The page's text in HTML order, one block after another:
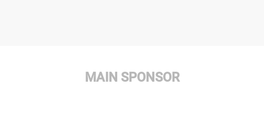
MAIN SPONSOR